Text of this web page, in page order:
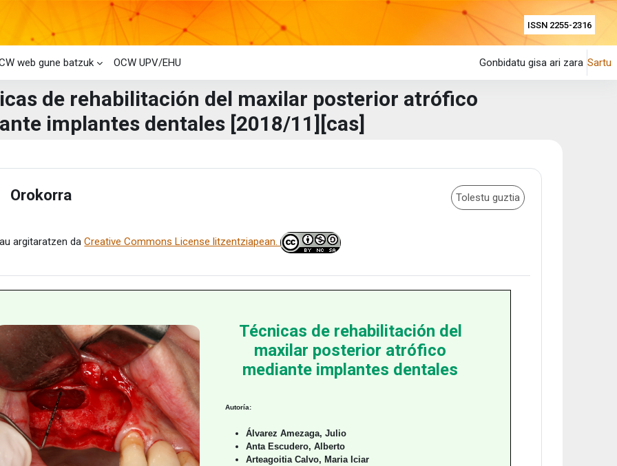
ISSN 2255-2316
web gune batzuk OCW UPV/EHU Gonbidatu gisa ari zara Sartu
de rehabilitación del maxilar posterior atrófico
implantes dentales [2018/11][cas]
bloke nagusiak
Orokorra Tolestu guztia
argitaratzen daCreative Commons License litzentziapean.
Técnicas de rehabilitación del
maxilar posterior atrófico
mediante implantes dentales
Autoría:
Álvarez Amezaga, Julio
Anta Escudero, Alberto
Arteagoitia Calvo, Maria Iciar